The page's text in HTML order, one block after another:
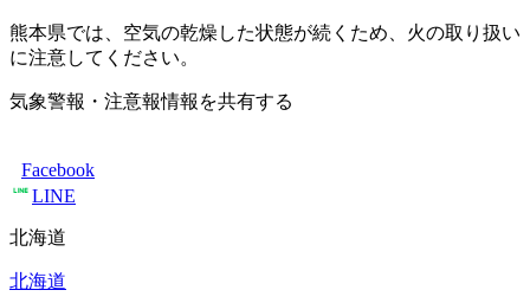
熊本県では、空気の乾燥した状態が続くため、火の取り扱い
に注意してください。
気象警報・注意報情報を共有する
Facebook
LINE
北海道
北海道